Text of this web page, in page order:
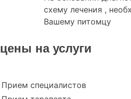
схему лечения ,
Вашему питомцу
цены на услуги
Прием специалистов